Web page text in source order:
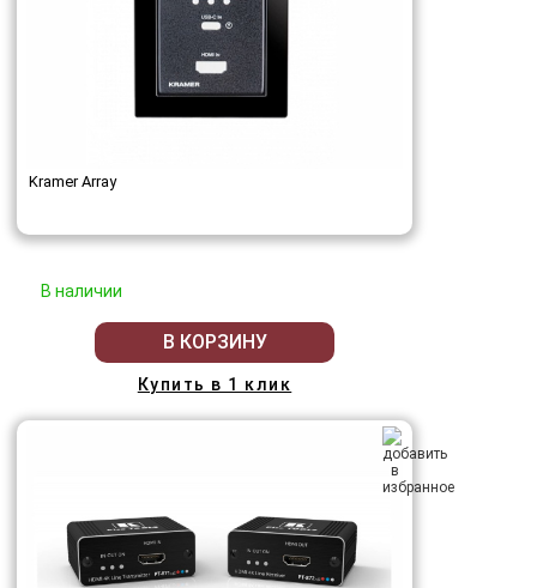
Kramer Array
В наличии
В КОРЗИНУ
Купить в 1 клик